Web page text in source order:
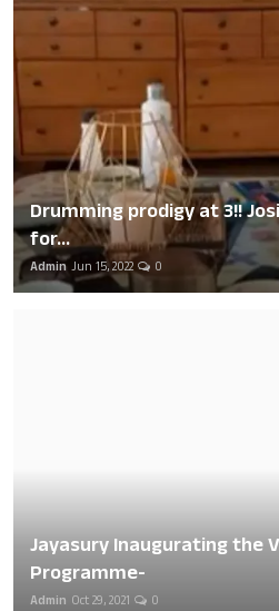
Drumming prodigy at 3!!
for...
Admin Jun 15, 2022 0
Jayasury Inaugurating the
Programme-
Admin Oct 29, 2021 0